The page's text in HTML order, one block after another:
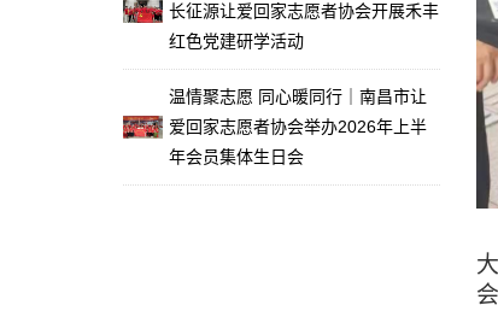
长征源让爱回家志愿者协会开展禾丰
红色党建研学活动
温情聚志愿 同心暖同行｜南昌市让
爱回家志愿者协会举办2026年上半
年会员集体生日会